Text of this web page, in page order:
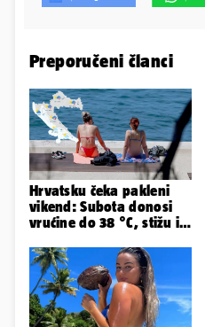
Preporučeni članci
Hrvatsku čeka pakleni
vikend: Subota donosi
vrućine do 38 °C, stižu i